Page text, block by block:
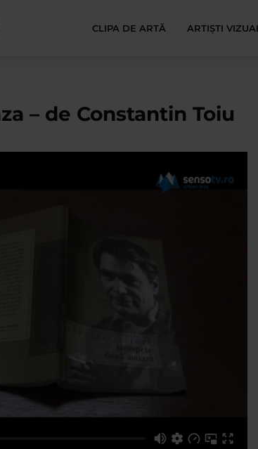
CLIPA DE ARTĂ ARTIȘTI
– de Constantin Toiu